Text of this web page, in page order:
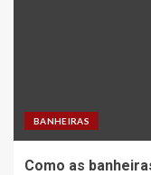
BANHEIRAS
Como as